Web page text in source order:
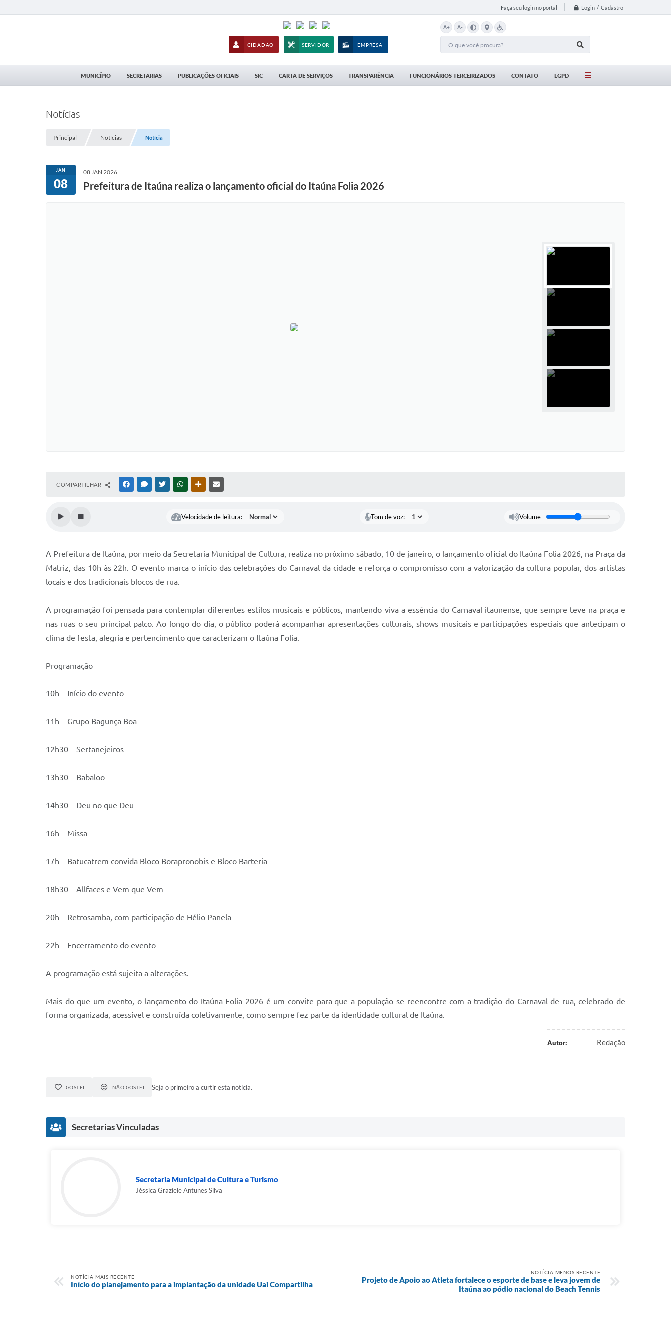
Faça seu login no portal Login / Cadastro
CIDADÃO SERVIDOR EMPRESA
A+ A-
MUNICÍPIO SECRETARIAS PUBLICAÇÕES OFICIAIS SIC CARTA DE SERVIÇOS TRANSPARÊNCIA FUNCIONÁRIOS TERCEIRIZADOS CONTATO LGPD
Notícias
Principal Notícias Notícia
JAN
08
08 JAN 2026
Prefeitura de Itaúna realiza o lançamento oficial do Itaúna Folia 2026
COMPARTILHAR FACEBOOKMESSENGER
TWITTERWHATSAPPOUTRAS MÍDIAS
Velocidade de leitura: Tom de voz: Volume
A Prefeitura de Itaúna, por meio da Secretaria Municipal de Cultura, realiza no próximo sábado, 10 de janeiro, o lançamento oficial do Itaúna Folia 2026, na Praça da
Matriz, das 10h às 22h. O evento marca o início das celebrações do Carnaval da cidade e reforça o compromisso com a valorização da cultura popular, dos artistas
locais e dos tradicionais blocos de rua.
A programação foi pensada para contemplar diferentes estilos musicais e públicos, mantendo viva a essência do Carnaval itaunense, que sempre teve na praça e
nas ruas o seu principal palco. Ao longo do dia, o público poderá acompanhar apresentações culturais, shows musicais e participações especiais que antecipam o
clima de festa, alegria e pertencimento que caracterizam o Itaúna Folia.
Programação
10h – Início do evento
11h – Grupo Bagunça Boa
12h30 – Sertanejeiros
13h30 – Babaloo
14h30 – Deu no que Deu
16h – Missa
17h – Batucatrem convida Bloco Borapronobis e Bloco Barteria
18h30 – Allfaces e Vem que Vem
20h – Retrosamba, com participação de Hélio Panela
22h – Encerramento do evento
A programação está sujeita a alterações.
Mais do que um evento, o lançamento do Itaúna Folia 2026 é um convite para que a população se reencontre com a tradição do Carnaval de rua, celebrado de
forma organizada, acessível e construída coletivamente, como sempre fez parte da identidade cultural de Itaúna.
Autor: Redação
GOSTEI NÃO GOSTEI Seja o primeiro a curtir esta notícia.
Secretarias Vinculadas
Secretaria Municipal de Cultura e Turismo
Jéssica Graziele Antunes Silva
NOTÍCIA MAIS RECENTE
Início do planejamento para a implantação da unidade Uai Compartilha
NOTÍCIA MENOS RECENTE
Projeto de Apoio ao Atleta fortalece o esporte de base e leva jovem de
Itaúna ao pódio nacional do Beach Tennis